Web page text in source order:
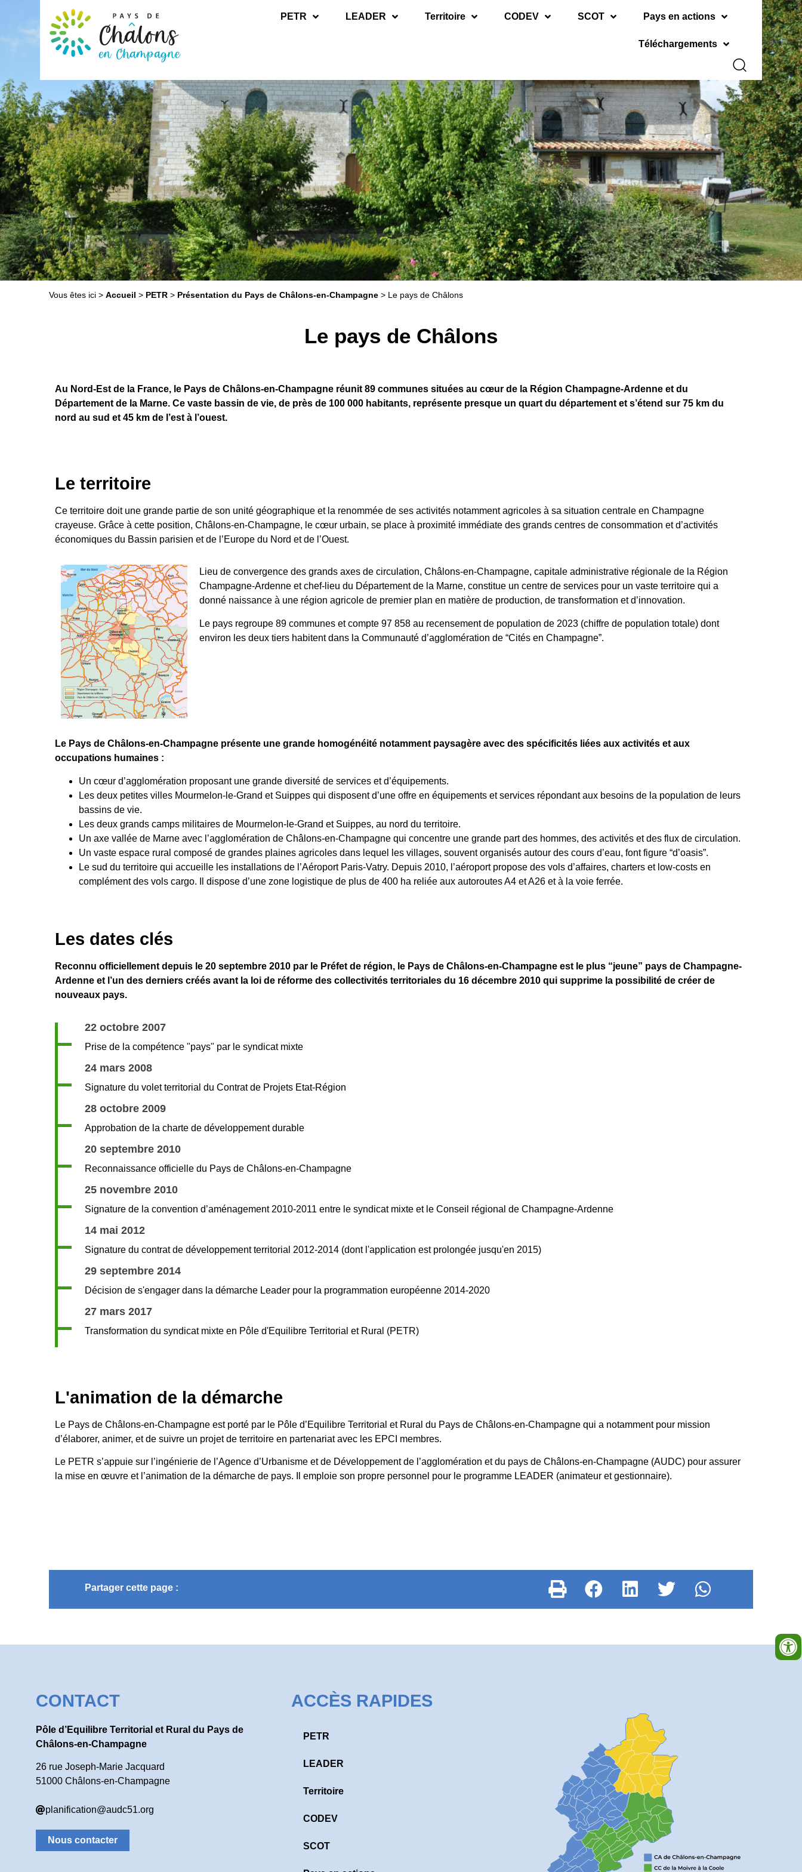
PETR LEADER Territoire CODEV SCOT Pays en actions
Téléchargements
Vous êtes ici > Accueil > PETR > Présentation du Pays de Châlons-en-Champagne > Le pays de Châlons
Le pays de Châlons
Au Nord-Est de la France, le Pays de Châlons-en-Champagne réunit 89 communes situées au cœur de la Région Champagne-Ardenne et du
Département de la Marne. Ce vaste bassin de vie, de près de 100 000 habitants, représente presque un quart du département et s’étend sur 75 km du
nord au sud et 45 km de l’est à l’ouest.
Le territoire
Ce territoire doit une grande partie de son unité géographique et la renommée de ses activités notamment agricoles à sa situation centrale en Champagne
crayeuse. Grâce à cette position, Châlons-en-Champagne, le cœur urbain, se place à proximité immédiate des grands centres de consommation et d’activités
économiques du Bassin parisien et de l’Europe du Nord et de l’Ouest.
Lieu de convergence des grands axes de circulation, Châlons-en-Champagne, capitale administrative régionale de la Région
Champagne-Ardenne et chef-lieu du Département de la Marne, constitue un centre de services pour un vaste territoire qui a
donné naissance à une région agricole de premier plan en matière de production, de transformation et d’innovation.
Le pays regroupe 89 communes et compte 97 858 au recensement de population de 2023 (chiffre de population totale) dont
environ les deux tiers habitent dans la Communauté d’agglomération de “Cités en Champagne”.
Le Pays de Châlons-en-Champagne présente une grande homogénéité notamment paysagère avec des spécificités liées aux activités et aux
occupations humaines :
Un cœur d’agglomération proposant une grande diversité de services et d’équipements.
Les deux petites villes Mourmelon-le-Grand et Suippes qui disposent d’une offre en équipements et services répondant aux besoins de la population de leurs
bassins de vie.
Les deux grands camps militaires de Mourmelon-le-Grand et Suippes, au nord du territoire.
Un axe vallée de Marne avec l’agglomération de Châlons-en-Champagne qui concentre une grande part des hommes, des activités et des flux de circulation.
Un vaste espace rural composé de grandes plaines agricoles dans lequel les villages, souvent organisés autour des cours d’eau, font figure “d’oasis”.
Le sud du territoire qui accueille les installations de l’Aéroport Paris-Vatry. Depuis 2010, l’aéroport propose des vols d’affaires, charters et low-costs en
complément des vols cargo. Il dispose d’une zone logistique de plus de 400 ha reliée aux autoroutes A4 et A26 et à la voie ferrée.
Les dates clés
Reconnu officiellement depuis le 20 septembre 2010 par le Préfet de région, le Pays de Châlons-en-Champagne est le plus “jeune” pays de Champagne-
Ardenne et l’un des derniers créés avant la loi de réforme des collectivités territoriales du 16 décembre 2010 qui supprime la possibilité de créer de
nouveaux pays.
22 octobre 2007
Prise de la compétence "pays" par le syndicat mixte
24 mars 2008
Signature du volet territorial du Contrat de Projets Etat-Région
28 octobre 2009
Approbation de la charte de développement durable
20 septembre 2010
Reconnaissance officielle du Pays de Châlons-en-Champagne
25 novembre 2010
Signature de la convention d’aménagement 2010-2011 entre le syndicat mixte et le Conseil régional de Champagne-Ardenne
14 mai 2012
Signature du contrat de développement territorial 2012-2014 (dont l'application est prolongée jusqu'en 2015)
29 septembre 2014
Décision de s'engager dans la démarche Leader pour la programmation européenne 2014-2020
27 mars 2017
Transformation du syndicat mixte en Pôle d'Equilibre Territorial et Rural (PETR)
L'animation de la démarche
Le Pays de Châlons-en-Champagne est porté par le Pôle d’Equilibre Territorial et Rural du Pays de Châlons-en-Champagne qui a notamment pour mission
d’élaborer, animer, et de suivre un projet de territoire en partenariat avec les EPCI membres.
Le PETR s’appuie sur l’ingénierie de l’Agence d’Urbanisme et de Développement de l’agglomération et du pays de Châlons-en-Champagne (AUDC) pour assurer
la mise en œuvre et l’animation de la démarche de pays. Il emploie son propre personnel pour le programme LEADER (animateur et gestionnaire).
Partager cette page :
CONTACT
Pôle d’Equilibre Territorial et Rural du Pays de
Châlons-en-Champagne
26 rue Joseph-Marie Jacquard
51000 Châlons-en-Champagne
planification@audc51.org
Nous contacter
ACCÈS RAPIDES
PETR
LEADER
Territoire
CODEV
SCOT